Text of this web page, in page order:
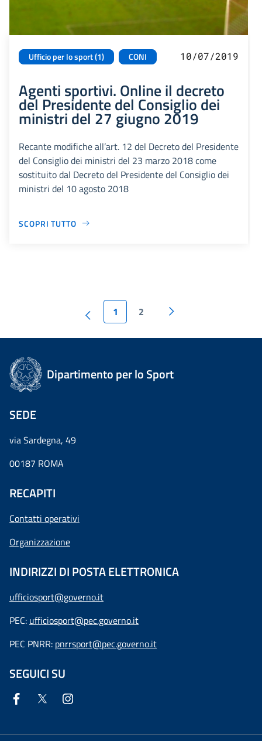
Ufficio per lo sport (1) CONI 10/07/2019
Agenti sportivi. Online il decreto
del Presidente del Consiglio dei
ministri del 27 giugno 2019
Recante modifiche all’art. 12 del Decreto del Presidente
del Consiglio dei ministri del 23 marzo 2018 come
sostituito dal Decreto del Presidente del Consiglio dei
ministri del 10 agosto 2018
SCOPRI TUTTO
1 2
Dipartimento per lo Sport
SEDE
via Sardegna, 49
00187 ROMA
RECAPITI
Contatti operativi
Organizzazione
INDIRIZZI DI POSTA ELETTRONICA
ufficiosport@governo.it
PEC: ufficiosport@pec.governo.it
PEC PNRR: pnrrsport@pec.governo.it
SEGUICI SU